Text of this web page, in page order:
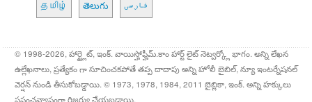
தமிழ் తెలుగు فارسی
© 1998-2026, హార్ట్లైట్, ఇంక్. వాయిస్హోఫ్హీమ్.కాం హార్ట్ లైట్ నెట్వర్క్లో భాగం. అన్ని లేఖన
ఉల్లేఖనాలు, ప్రత్యేకం గా సూచించకపోతే తప్ప దాదాపు అన్ని హోలీ బైబిల్, న్యూ ఇంటర్నేషనల్
వెర్షన్ నుండి తీసుకోబడ్డాయి. © 1973, 1978, 1984, 2011 బైబ్లికా, ఇంక్. అన్ని హక్కులు
ప్రపంచవ్యాప్తంగా రిజర్వు చేయబడ్డాయి.